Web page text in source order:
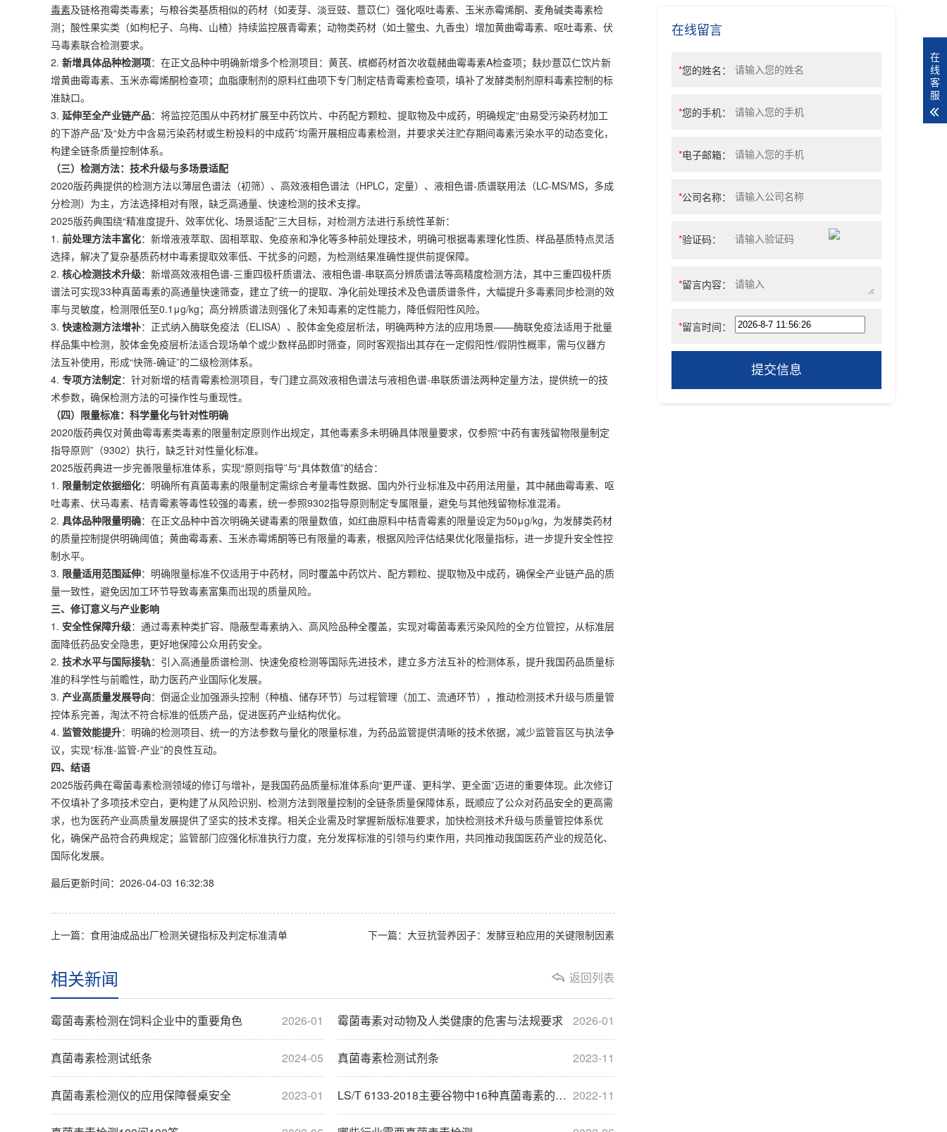
毒素及链格孢霉类毒素；与粮谷类基质相似的药材（如麦芽、淡豆豉、薏苡仁）强化呕吐毒素、玉米赤霉烯酮、麦角碱类毒素检
测；酸性果实类（如枸杞子、乌梅、山楂）持续监控展青霉素；动物类药材（如土鳖虫、九香虫）增加黄曲霉毒素、呕吐毒素、伏
马毒素联合检测要求。
2. 新增具体品种检测项：在正文品种中明确新增多个检测项目：黄芪、槟榔药材首次收载赭曲霉毒素A检查项；麸炒薏苡仁饮片新
增黄曲霉毒素、玉米赤霉烯酮检查项；血脂康制剂的原料红曲项下专门制定桔青霉素检查项，填补了发酵类制剂原料毒素控制的标
准缺口。
3. 延伸至全产业链产品：将监控范围从中药材扩展至中药饮片、中药配方颗粒、提取物及中成药，明确规定“由易受污染药材加工
的下游产品”及“处方中含易污染药材或生粉投料的中成药”均需开展相应毒素检测，并要求关注贮存期间毒素污染水平的动态变化，
构建全链条质量控制体系。
（三）检测方法：技术升级与多场景适配
2020版药典提供的检测方法以薄层色谱法（初筛）、高效液相色谱法（HPLC，定量）、液相色谱-质谱联用法（LC-MS/MS，多成
分检测）为主，方法选择相对有限，缺乏高通量、快速检测的技术支撑。
2025版药典围绕“精准度提升、效率优化、场景适配”三大目标，对检测方法进行系统性革新：
1. 前处理方法丰富化：新增液液萃取、固相萃取、免疫亲和净化等多种前处理技术，明确可根据毒素理化性质、样品基质特点灵活
选择，解决了复杂基质药材中毒素提取效率低、干扰多的问题，为检测结果准确性提供前提保障。
2. 核心检测技术升级：新增高效液相色谱-三重四极杆质谱法、液相色谱-串联高分辨质谱法等高精度检测方法，其中三重四极杆质
谱法可实现33种真菌毒素的高通量快速筛查，建立了统一的提取、净化前处理技术及色谱质谱条件，大幅提升多毒素同步检测的效
率与灵敏度，检测限低至0.1μg/kg；高分辨质谱法则强化了未知毒素的定性能力，降低假阳性风险。
3. 快速检测方法增补：正式纳入酶联免疫法（ELISA）、胶体金免疫层析法，明确两种方法的应用场景——酶联免疫法适用于批量
样品集中检测，胶体金免疫层析法适合现场单个或少数样品即时筛查，同时客观指出其存在一定假阳性/假阴性概率，需与仪器方
法互补使用，形成“快筛-确证”的二级检测体系。
4. 专项方法制定：针对新增的桔青霉素检测项目，专门建立高效液相色谱法与液相色谱-串联质谱法两种定量方法，提供统一的技
术参数，确保检测方法的可操作性与重现性。
（四）限量标准：科学量化与针对性明确
2020版药典仅对黄曲霉毒素类毒素的限量制定原则作出规定，其他毒素多未明确具体限量要求，仅参照“中药有害残留物限量制定
指导原则”（9302）执行，缺乏针对性量化标准。
2025版药典进一步完善限量标准体系，实现“原则指导”与“具体数值”的结合：
1. 限量制定依据细化：明确所有真菌毒素的限量制定需综合考量毒性数据、国内外行业标准及中药用法用量，其中赭曲霉毒素、呕
吐毒素、伏马毒素、桔青霉素等毒性较强的毒素，统一参照9302指导原则制定专属限量，避免与其他残留物标准混淆。
2. 具体品种限量明确：在正文品种中首次明确关键毒素的限量数值，如红曲原料中桔青霉素的限量设定为50μg/kg，为发酵类药材
的质量控制提供明确阈值；黄曲霉毒素、玉米赤霉烯酮等已有限量的毒素，根据风险评估结果优化限量指标，进一步提升安全性控
制水平。
3. 限量适用范围延伸：明确限量标准不仅适用于中药材，同时覆盖中药饮片、配方颗粒、提取物及中成药，确保全产业链产品的质
量一致性，避免因加工环节导致毒素富集而出现的质量风险。
三、修订意义与产业影响
1. 安全性保障升级：通过毒素种类扩容、隐蔽型毒素纳入、高风险品种全覆盖，实现对霉菌毒素污染风险的全方位管控，从标准层
面降低药品安全隐患，更好地保障公众用药安全。
2. 技术水平与国际接轨：引入高通量质谱检测、快速免疫检测等国际先进技术，建立多方法互补的检测体系，提升我国药品质量标
准的科学性与前瞻性，助力医药产业国际化发展。
3. 产业高质量发展导向：倒逼企业加强源头控制（种植、储存环节）与过程管理（加工、流通环节），推动检测技术升级与质量管
控体系完善，淘汰不符合标准的低质产品，促进医药产业结构优化。
4. 监管效能提升：明确的检测项目、统一的方法参数与量化的限量标准，为药品监管提供清晰的技术依据，减少监管盲区与执法争
议，实现“标准-监管-产业”的良性互动。
四、结语
2025版药典在霉菌毒素检测领域的修订与增补，是我国药品质量标准体系向“更严谨、更科学、更全面”迈进的重要体现。此次修订
不仅填补了多项技术空白，更构建了从风险识别、检测方法到限量控制的全链条质量保障体系，既顺应了公众对药品安全的更高需
求，也为医药产业高质量发展提供了坚实的技术支撑。相关企业需及时掌握新版标准要求，加快检测技术升级与质量管控体系优
化，确保产品符合药典规定；监管部门应强化标准执行力度，充分发挥标准的引领与约束作用，共同推动我国医药产业的规范化、
国际化发展。
最后更新时间：2026-04-03 16:32:38
上一篇：食用油成品出厂检测关键指标及判定标准清单 下一篇：大豆抗营养因子：发酵豆粕应用的关键限制因素
返回列表
相关新闻
2026-01
霉菌毒素检测在饲料企业中的重要角色 2026-01
霉菌毒素对动物及人类健康的危害与法规要求
2024-05
真菌毒素检测试纸条 2023-11
真菌毒素检测试剂条
2023-01
真菌毒素检测仪的应用保障餐桌安全 2022-11
LS/T 6133-2018主要谷物中16种真菌毒素的测定 液相色
在线留言
*您的姓名：
*您的手机：
*电子邮箱：
*公司名称：
*验证码：
*留言内容：
*留言时间：
提交信息
在
线
客
服